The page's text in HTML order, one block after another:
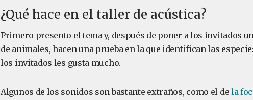
¿Qué hace en el taller de acústica?
Primero presento el tema y, después de poner a los invitados
de animales, hacen una prueba en la que identifican las
los invitados les gusta mucho.
Algunos de los sonidos son bastante extraños, como el de la